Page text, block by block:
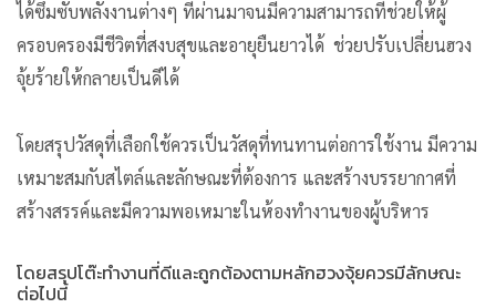
ได้ซึมซับพลังงานต่างๆ ที่ผ่านมาจนมีความสามารถที่ช่วยให้ผู้
ครอบครองมีชีวิตที่สงบสุขและอายุยืนยาวได้ ช่วยปรับเปลี่ยนฮวง
จุ้ยร้ายให้กลายเป็นดีได้
โดยสรุปวัสดุที่เลือกใช้ควรเป็นวัสดุที่ทนทานต่อการใช้งาน มีความ
เหมาะสมกับสไตล์และลักษณะที่ต้องการ และสร้างบรรยากาศที่
สร้างสรรค์และมีความพอเหมาะในห้องทำงานของผู้บริหาร
โดยสรุปโต๊ะทำงานที่ดีและถูกต้องตามหลักฮวงจุ้ยควรมีลักษณะ
ต่อไปนี้